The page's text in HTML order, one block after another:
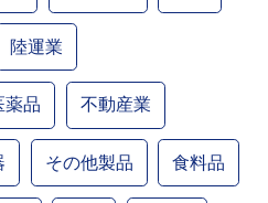
陸運業
薬品 不動産業
その他製品 食料品